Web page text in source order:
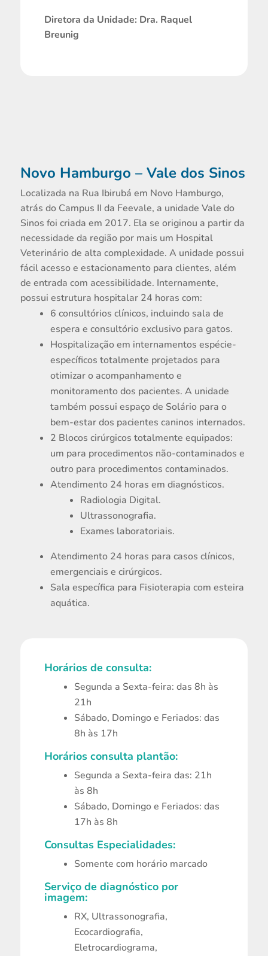
Diretora da Unidade: Dra. Raquel
Breunig
Novo Hamburgo – Vale dos Sinos
Localizada na Rua Ibirubá em Novo Hamburgo,
atrás do Campus II da Feevale, a unidade Vale do
Sinos foi criada em 2017. Ela se originou a partir da
necessidade da região por mais um Hospital
Veterinário de alta complexidade. A unidade possui
fácil acesso e estacionamento para clientes, além
de entrada com acessibilidade. Internamente,
possui estrutura hospitalar 24 horas com:
6 consultórios clínicos, incluindo sala de
espera e consultório exclusivo para gatos.
Hospitalização em internamentos espécie-
específicos totalmente projetados para
otimizar o acompanhamento e
monitoramento dos pacientes. A unidade
também possui espaço de Solário para o
bem-estar dos pacientes caninos internados.
2 Blocos cirúrgicos totalmente equipados:
um para procedimentos não-contaminados e
outro para procedimentos contaminados.
Atendimento 24 horas em diagnósticos.
Radiologia Digital.
Ultrassonografia.
Exames laboratoriais.
Atendimento 24 horas para casos clínicos,
emergenciais e cirúrgicos.
Sala específica para Fisioterapia com esteira
aquática.
Horários de consulta:
Segunda a Sexta-feira: das 8h às
21h
Sábado, Domingo e Feriados: das
8h às 17h
Horários consulta plantão:
Segunda a Sexta-feira das: 21h
às 8h
Sábado, Domingo e Feriados: das
17h às 8h
Consultas Especialidades:
Somente com horário marcado
Serviço de diagnóstico por
imagem:
RX, Ultrassonografia,
Ecocardiografia,
Eletrocardiograma,